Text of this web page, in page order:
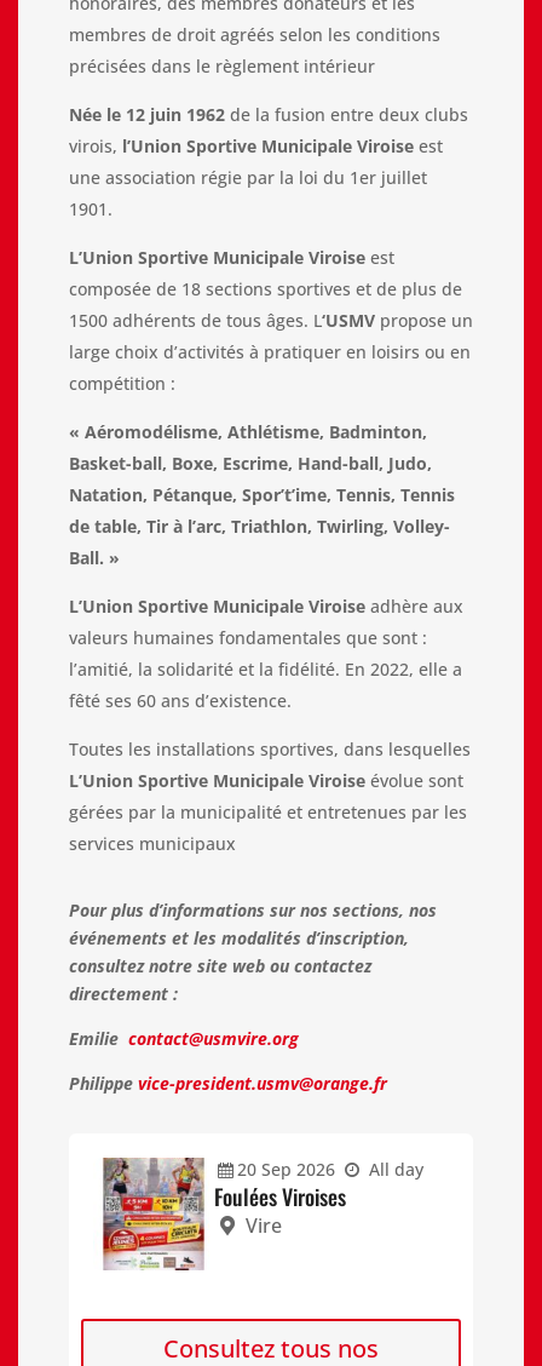
membres de droit agréés selon les conditions
précisées dans le règlement intérieur
Née le 12 juin 1962de la fusion entre deux clubs
virois, l’Union Sportive Municipale Viroiseest
une association régie par la loi du 1er juillet
1901.
L’Union Sportive Municipale Viroiseest
composée de 18 sections sportives et de plus de
1500 adhérents de tous âges. L‘USMVpropose un
large choix d’activités à pratiquer en loisirs ou en
compétition :
« Aéromodélisme, Athlétisme, Badminton,
Basket-ball, Boxe, Escrime, Hand-ball, Judo,
Natation, Pétanque, Spor’t’ime, Tennis, Tennis
de table, Tir à l’arc, Triathlon, Twirling, Volley-
Ball. »
L’Union Sportive Municipale Viroiseadhère aux
valeurs humaines fondamentales que sont :
l’amitié, la solidarité et la fidélité. En 2022, elle a
fêté ses 60 ans d’existence.
Toutes les installations sportives, dans lesquelles
L’Union Sportive Municipale Viroiseévolue sont
gérées par la municipalité et entretenues par les
services municipaux
Pour plus d’informations sur nos sections, nos
événements et les modalités d’inscription,
consultez notre site web ou contactez
directement :
Emilie contact@usmvire.org
Philippe vice-president.usmv@orange.fr
20 Sep 2026 All day
Foulées Viroises
Vire
Consultez tous nos